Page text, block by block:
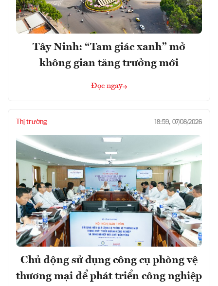
Tây Ninh: “Tam giác xanh” mở
không gian tăng trưởng mới
Đọc ngay
Thị trường 18:59, 07/08/2026
Chủ động sử dụng công cụ phòng vệ
thương mại để phát triển công nghiệp